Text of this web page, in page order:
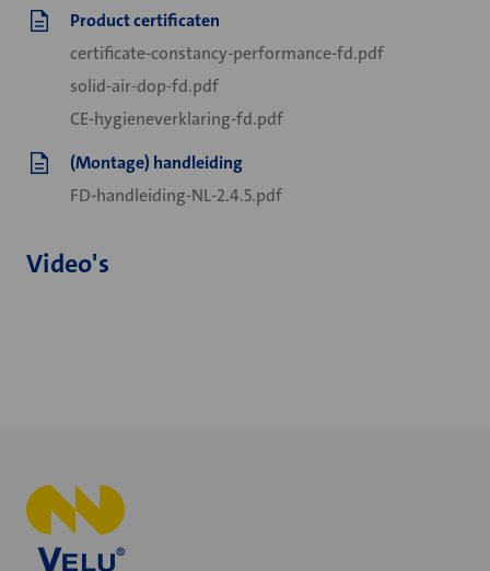
Product certificaten
certificate-constancy-performance-fd.pdf
solid-air-dop-fd.pdf
CE-hygieneverklaring-fd.pdf
(Montage) handleiding
FD-handleiding-NL-2.4.5.pdf
Video's